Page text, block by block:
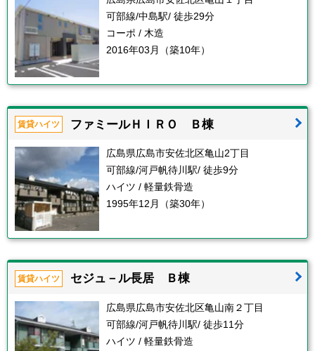
可部線/中島駅/ 徒歩29分
コーポ / 木造
2016年03月（築10年）
賃貸ハイツ ファミールＨＩＲＯ Ｂ棟
広島県広島市安佐北区亀山2丁目
可部線/河戸帆待川駅/ 徒歩9分
ハイツ / 軽量鉄骨造
1995年12月（築30年）
賃貸ハイツ セジュ－ル長居 Ｂ棟
広島県広島市安佐北区亀山南２丁目
可部線/河戸帆待川駅/ 徒歩11分
ハイツ / 軽量鉄骨造